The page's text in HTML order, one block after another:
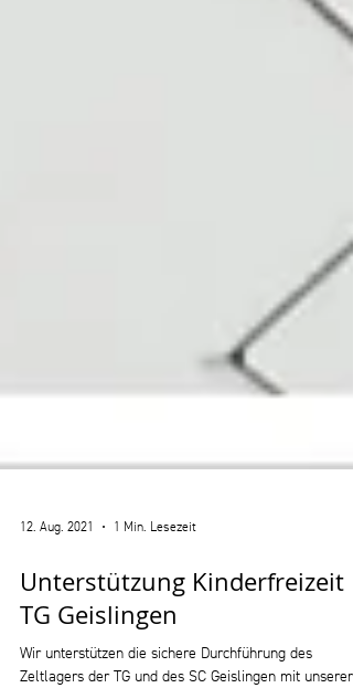
12. Aug. 2021 1 Min. Lesezeit
Unterstützung Kinderfreizeit
TG Geislingen